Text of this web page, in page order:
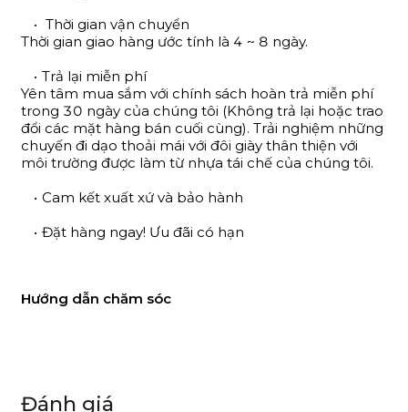
Thời gian vận chuyển
Thời gian giao hàng ước tính là 4 ~ 8 ngày.
Trả lại miễn phí
Yên tâm mua sắm với chính sách hoàn trả miễn phí
trong 30 ngày của chúng tôi (Không trả lại hoặc trao
đổi các mặt hàng bán cuối cùng). Trải nghiệm những
chuyến đi dạo thoải mái với đôi giày thân thiện với
môi trường được làm từ nhựa tái chế của chúng tôi.
Cam kết xuất xứ và bảo hành
Đặt hàng ngay! Ưu đãi có hạn
Hướng dẫn chăm sóc
Đánh giá